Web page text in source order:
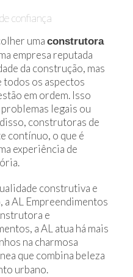
confiança
uma construtora
empresa reputada
da construção, mas
todos os aspectos
em ordem. Isso
legais ou
construtoras de
contínuo, o que é
experiência de
construtiva e
a AL Empreendimentos
e
a AL atua há mais
na charmosa
que combina beleza
urbano.